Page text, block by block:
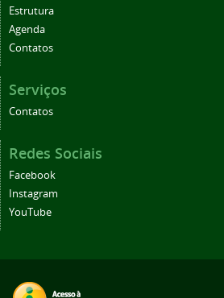
Estrutura
Agenda
Contatos
Serviços
Contatos
Redes Sociais
Facebook
Instagram
YouTube